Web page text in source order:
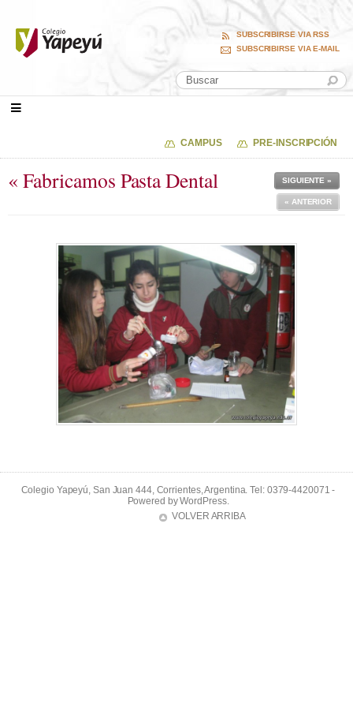
SUBSCRIBIRSE VIA RSS
SUBSCRIBIRSE VIA E-MAIL
CAMPUS PRE-INSCRIPCIÓN
« Fabricamos Pasta Dental SIGUIENTE »
« ANTERIOR
Colegio Yapeyú, San Juan 444, Corrientes, Argentina. Tel: 0379-4420071 -
Powered byWordPress.
VOLVER ARRIBA